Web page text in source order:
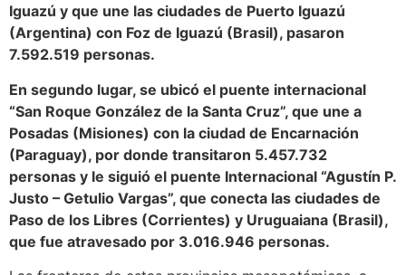
Iguazú y que une las ciudades de Puerto Iguazú
(Argentina) con Foz de Iguazú (Brasil), pasaron
7.592.519 personas.
En segundo lugar, se ubicó el puente internacional
“San Roque González de la Santa Cruz”, que une a
Posadas (Misiones) con la ciudad de Encarnación
(Paraguay), por donde transitaron 5.457.732
personas y le siguió el puente Internacional “Agustín P.
Justo – Getulio Vargas”, que conecta las ciudades de
Paso de los Libres (Corrientes) y Uruguaiana (Brasil),
que fue atravesado por 3.016.946 personas.